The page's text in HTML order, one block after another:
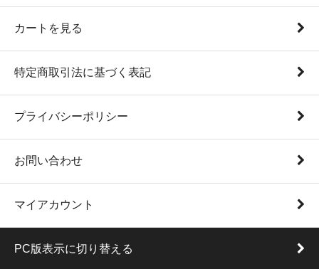
カートを見る
特定商取引法に基づく表記
プライバシーポリシー
お問い合わせ
マイアカウント
PC版表示に切り替える